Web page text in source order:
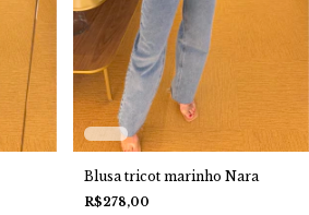
Blusa tricot marinho Nara
R$278,00